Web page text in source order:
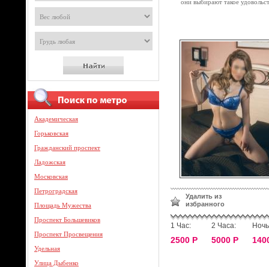
Академическая
Горьковская
Гражданский проспект
Ладожская
Московская
Петроградская
Площадь Мужества
Проспект Большевиков
Проспект Просвещения
Удельная
Улица Дыбенко
они выбирают такое
Удалить из
избранного
1 Час:
2500 Р
2 Часа:
5000 Р